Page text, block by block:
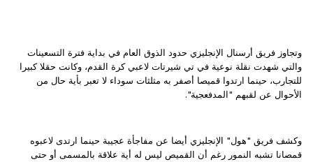
وتجاوز فريق أرسنال الإنجليزي حدود الذوق العام في بداية فترة التسعينات
والتي شهدت نقلة نوعية في تي شيرتات لاعبي كرة القدم، وكانت حقلا كبيرا
للتجارب، حينما ارتدوا قميصا أصفر به مثلثات سوداء لا تعبر بأية حال من
الأحوال عن لقبهم "المدفعجية".
وكشف فريق "هول" الإنجليزي أيضا عن مفاجأة عجيبة حينما ارتدى لاعبوه
قمصانا تشبه النمور رغم أن القميص ليس له أية علاقة بالمسمى أو حتى